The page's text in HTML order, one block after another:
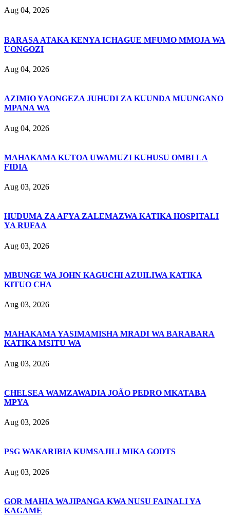
Aug 04, 2026
BARASA ATAKA KENYA ICHAGUE MFUMO MMOJA WA
UONGOZI
Aug 04, 2026
AZIMIO YAONGEZA JUHUDI ZA KUUNDA MUUNGANO
MPANA WA
Aug 04, 2026
MAHAKAMA KUTOA UWAMUZI KUHUSU OMBI LA
FIDIA
Aug 03, 2026
HUDUMA ZA AFYA ZALEMAZWA KATIKA HOSPITALI
YA RUFAA
Aug 03, 2026
MBUNGE WA JOHN KAGUCHI AZUILIWA KATIKA
KITUO CHA
Aug 03, 2026
MAHAKAMA YASIMAMISHA MRADI WA BARABARA
KATIKA MSITU WA
Aug 03, 2026
CHELSEA WAMZAWADIA JOÃO PEDRO MKATABA
MPYA
Aug 03, 2026
PSG WAKARIBIA KUMSAJILI MIKA GODTS
Aug 03, 2026
GOR MAHIA WAJIPANGA KWA NUSU FAINALI YA
KAGAME